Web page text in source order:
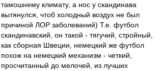
тамошнему климату, а нос у скандинава
вытянулся, чтоб холодный воздух не был
причиной ЛОР заболеваний) Т.е. футбол
скандинавский, он такой - тягучий, стройный,
как сборная Швеции, немецкий же футбол
похож на немецкий механизм - четкий,
просчитанный до мелочей, из лучших